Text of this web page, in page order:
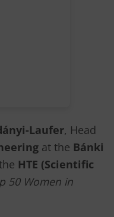
Laufer, Head
at the Bánki
HTE (Scientific
50 Women in